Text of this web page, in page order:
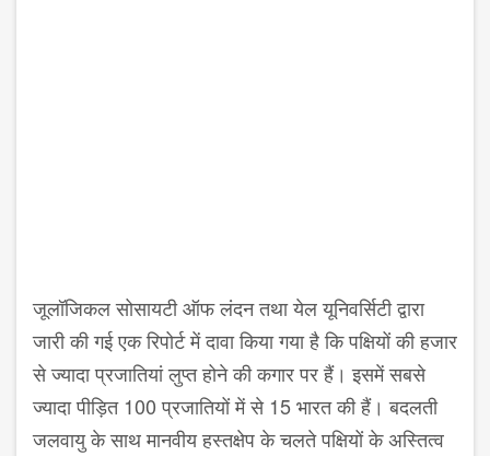
जूलॉजिकल सोसायटी ऑफ लंदन तथा येल यूनिवर्सिटी द्वारा
जारी की गई एक रिपोर्ट में दावा किया गया है कि पक्षियों की हजार
से ज्यादा प्रजातियां लुप्त होने की कगार पर हैं। इसमें सबसे
ज्यादा पीड़ित 100 प्रजातियों में से 15 भारत की हैं। बदलती
जलवायु के साथ मानवीय हस्तक्षेप के चलते पक्षियों के अस्तित्व